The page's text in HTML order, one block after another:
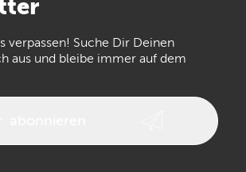
Epiphone
verpassen! Suche Dir Deinen
aus und bleibe immer auf dem